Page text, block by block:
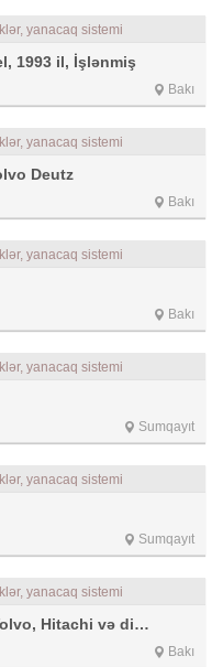
yanacaq sistemi
1993 il, İşlənmiş
Bakı
yanacaq sistemi
Deutz
Bakı
yanacaq sistemi
Bakı
yanacaq sistemi
Sumqayıt
yanacaq sistemi
Sumqayıt
yanacaq sistemi
Cat, Komatsu, Volvo, Hitachi və digər
Bakı